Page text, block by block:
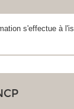
s'effectue à